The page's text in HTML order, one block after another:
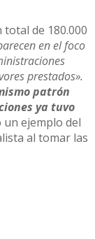
de 180.000
en el foco
prestados».
patrón
ya tuvo
ejemplo del
al tomar las